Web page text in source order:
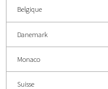
Belgique
Danemark
Monaco
Suisse